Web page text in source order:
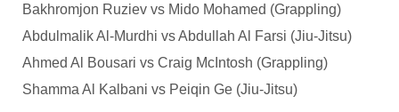
Bakhromjon Ruziev vs Mido Mohamed (Grappling)
Abdulmalik Al-Murdhi vs Abdullah Al Farsi (Jiu-Jitsu)
Ahmed Al Bousari vs Craig McIntosh (Grappling)
Shamma Al Kalbani vs Peiqin Ge (Jiu-Jitsu)